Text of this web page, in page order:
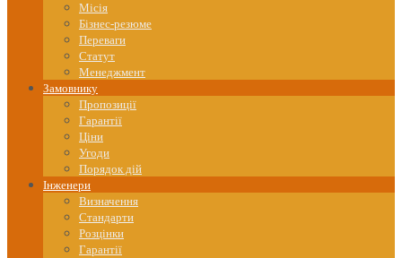
Місія
Бізнес-резюме
Переваги
Статут
Менеджмент
Замовнику
Пропозиції
Гарантії
Ціни
Угоди
Порядок дій
Інженери
Визначення
Стандарти
Розцінки
Гарантії